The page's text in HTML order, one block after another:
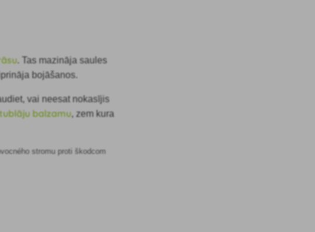
. Tas mazināja saules
bojāšanos.
vai neesat nokasījis
balzamu, zem kura